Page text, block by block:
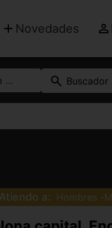
Novedades
Barcelona capital Buscador
Atiendo a: Hombres